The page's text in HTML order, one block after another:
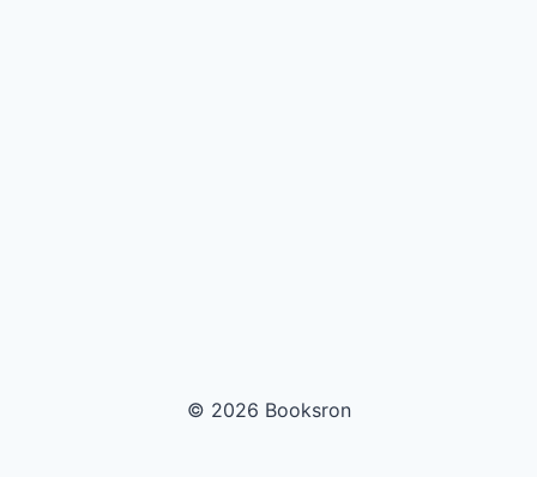
© 2026 Booksron